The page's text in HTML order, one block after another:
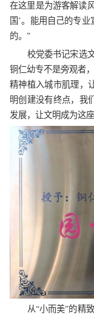
在这里是为游客解读
国’。能用自己的专
的。”
校党委书记宋选
铜仁幼专不是旁观者
精神植入城市肌理，
明创建没有终点，我
发展，让文明成为这
从“小而美”的精